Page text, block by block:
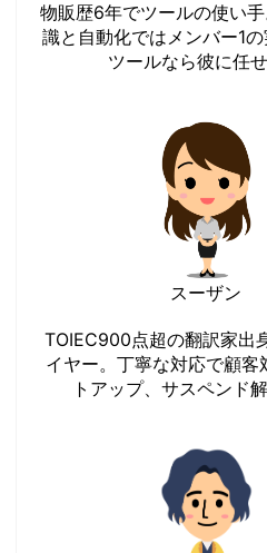
物販歴6年でツールの使い
識と自動化ではメンバー1の
ツールなら彼に任せ
スーザン
TOIEC900点超の翻訳家出
イヤー。丁寧な対応で顧客
トアップ、サスペンド